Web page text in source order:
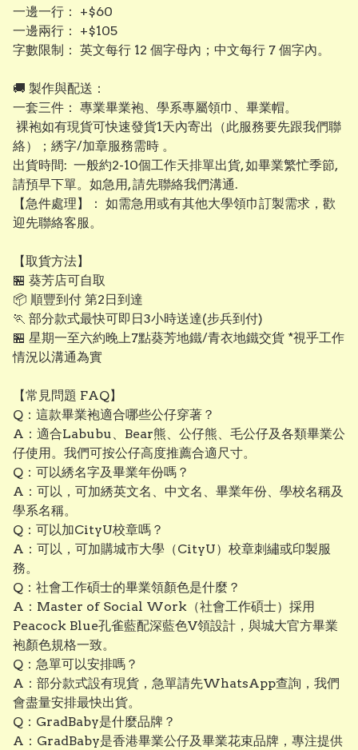
​一邊一行： +$60
​一邊兩行： +$105
​字數限制： 英文每行 12 個字母內；中文每行 7 個字內。
​​🚚 製作與配送：
​一套三件： 專業畢業袍、學系專屬領巾、畢業帽。
裸袍如有現貨可快速發貨1天內寄出（此服務要先跟我們聯
絡）；綉字/加章服務需時 。
出貨時間: 一般約2-10個工作天排單出貨, 如畢業繁忙季節,
請預早下單。如急用, 請先聯絡我們溝通.
【​急件處理】： 如需急用或有其他大學領巾訂製需求，歡
迎先聯絡客服。
【取貨方法】
🏪 葵芳店可自取
📦 順豐到付 第2日到達
🏃 部分款式最快可即日3小時送達(步兵到付)
🏪 星期一至六約晚上7點葵芳地鐵/青衣地鐵交貨 *視乎工作
情況以溝通為實
【常見問題 FAQ】
Q：這款畢業袍適合哪些公仔穿著？
A：適合Labubu、Bear熊、公仔熊、毛公仔及各類畢業公
仔使用。我們可按公仔高度推薦合適尺寸。
Q：可以綉名字及畢業年份嗎？
A：可以，可加綉英文名、中文名、畢業年份、學校名稱及
學系名稱。
Q：可以加CityU校章嗎？
A：可以，可加購城市大學（CityU）校章刺繡或印製服
務。
Q：社會工作碩士的畢業領顏色是什麼？
A：Master of Social Work（社會工作碩士）採用
Peacock Blue孔雀藍配深藍色V領設計，與城大官方畢業
袍顏色規格一致。
Q：急單可以安排嗎？
A：部分款式設有現貨，急單請先WhatsApp查詢，我們
會盡量安排最快出貨。
Q：GradBaby是什麼品牌？
A：GradBaby是香港畢業公仔及畢業花束品牌，專注提供